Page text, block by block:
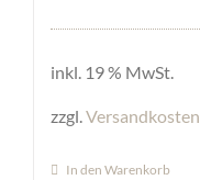
inkl. 19 % MwSt.
zzgl.Versandkosten
In den Warenkorb